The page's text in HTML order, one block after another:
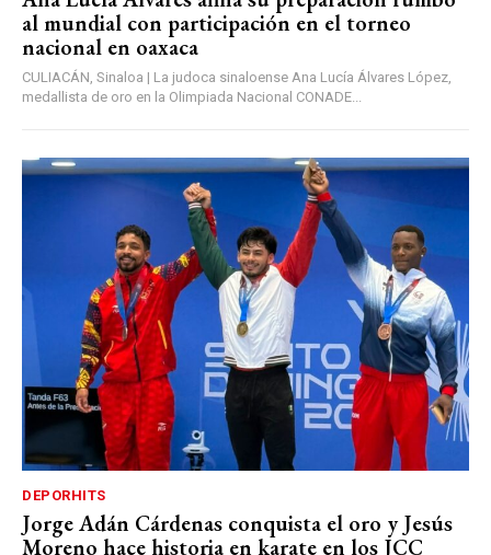
al mundial con participación en el torneo
nacional en oaxaca
CULIACÁN, Sinaloa | La judoca sinaloense Ana Lucía Álvares López,
medallista de oro en la Olimpiada Nacional CONADE...
DEPORHITS
Jorge Adán Cárdenas conquista el oro y Jesús
Moreno hace historia en karate en los JCC